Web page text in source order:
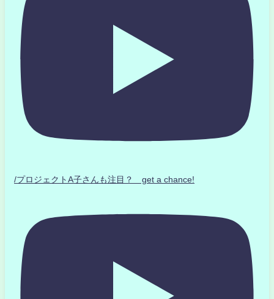
/プロジェクトA子さんも注目？ get a chance!